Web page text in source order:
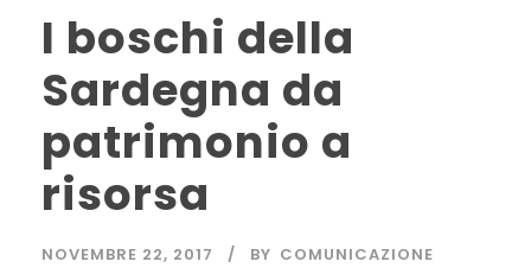
I boschi della
Sardegna da
patrimonio a
risorsa
NOVEMBRE 22, 2017 BY COMUNICAZIONE